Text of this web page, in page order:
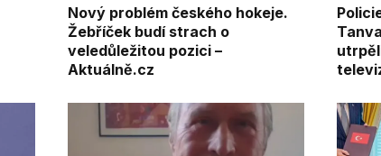
Nový problém českého hokeje.
Žebříček budí strach o
veledůležitou pozici –
Aktuálně.cz